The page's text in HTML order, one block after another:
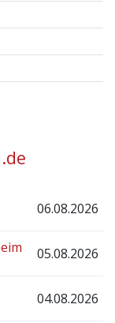
06.08.2026
05.08.2026
04.08.2026